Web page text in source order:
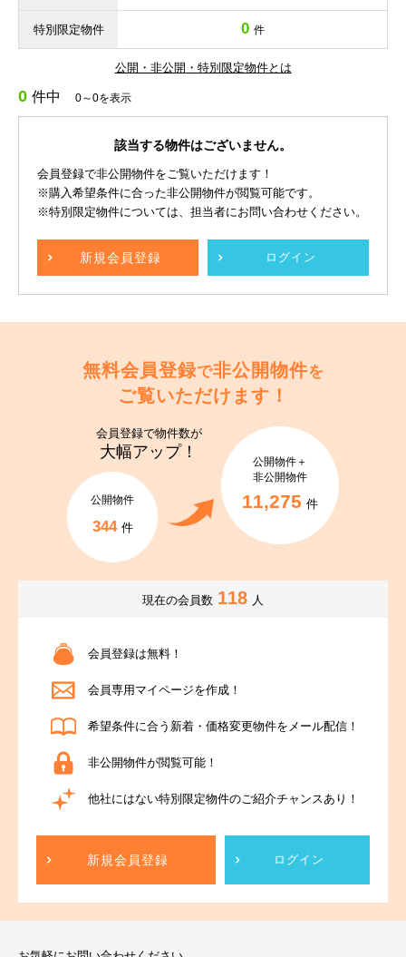
特別限定物件 0 件
公開・非公開・特別限定物件とは
0 件中 0～0を表示
該当する物件はございません。
会員登録で非公開物件をご覧いただけます！
※購入希望条件に合った非公開物件が閲覧可能です。
※特別限定物件については、担当者にお問い合わせください。
新規会員登録 ログイン
無料会員登録で非公開物件を
ご覧いただけます！
会員登録で物件数が
大幅アップ！
公開物件
344 件
公開物件＋
非公開物件
11,275 件
現在の会員数 118 人
会員登録は無料！
会員専用マイページを作成！
希望条件に合う新着・価格変更物件をメール配信！
非公開物件が閲覧可能！
他社にはない特別限定物件のご紹介チャンスあり！
新規会員登録 ログイン